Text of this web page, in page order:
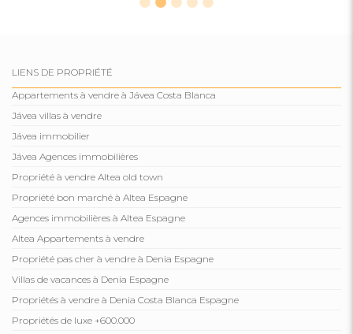
LIENS DE PROPRIÉTÉ
Appartements à vendre à Jávea Costa Blanca
Jávea villas à vendre
Jávea immobilier
Jávea Agences immobilières
Propriété à vendre Altea old town
Propriété bon marché à Altea Espagne
Agences immobilières à Altea Espagne
Altea Appartements à vendre
Propriété pas cher à vendre à Denia Espagne
Villas de vacances à Denia Espagne
Propriétés à vendre à Denia Costa Blanca Espagne
Propriétés de luxe +600.000